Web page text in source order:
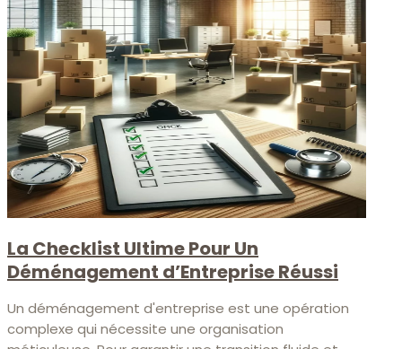
La Checklist Ultime Pour Un
Déménagement d’Entreprise Réussi
Un déménagement d'entreprise est une opération
complexe qui nécessite une organisation